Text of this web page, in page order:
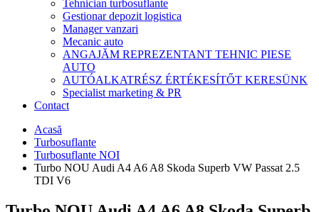
Tehnician turbosuflante
Gestionar depozit logistica
Manager vanzari
Mecanic auto
ANGAJĂM REPREZENTANT TEHNIC PIESE
AUTO
AUTÓALKATRÉSZ ÉRTÉKESÍTŐT KERESÜNK
Specialist marketing & PR
Contact
Acasă
Turbosuflante
Turbosuflante NOI
Turbo NOU Audi A4 A6 A8 Skoda Superb VW Passat 2.5
TDI V6